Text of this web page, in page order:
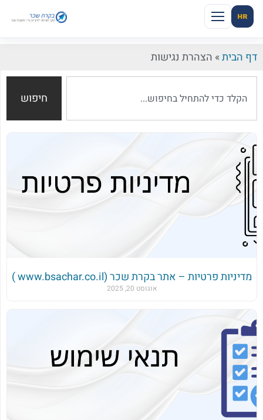
HR
דף הבית»הצהרת נגישות
חיפוש
מדיניות פרטיות – אתר בקרת שכר (www.bsachar.co.il )
אוגוסט 20, 2025